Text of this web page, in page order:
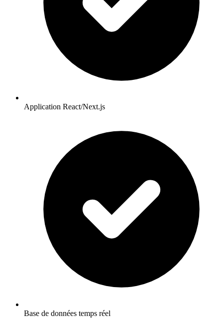
Application React/Next.js
Base de données temps réel